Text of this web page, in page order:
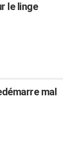
le linge
mal